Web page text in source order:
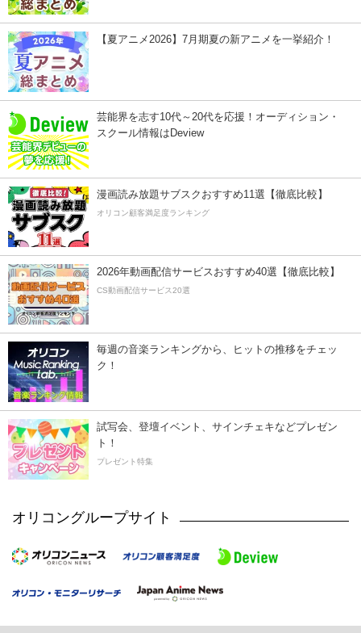
【夏アニメ2026】7月期夏の新アニメを一挙紹介！
芸能界を志す10代～20代を応援！オーディション・
スクール情報はDeview
漫画読み放題サブスクおすすめ11選【徹底比較】
オリコン顧客満足度ランキング
2026年動画配信サービスおすすめ40選【徹底比較】
CS動画配信サービス20選
毎週の音楽ランキングから、ヒットの推移をチェッ
ク！
試写会、登壇イベント、サインチェキなどプレゼン
ト！
プレゼント特集
オリコングループサイト